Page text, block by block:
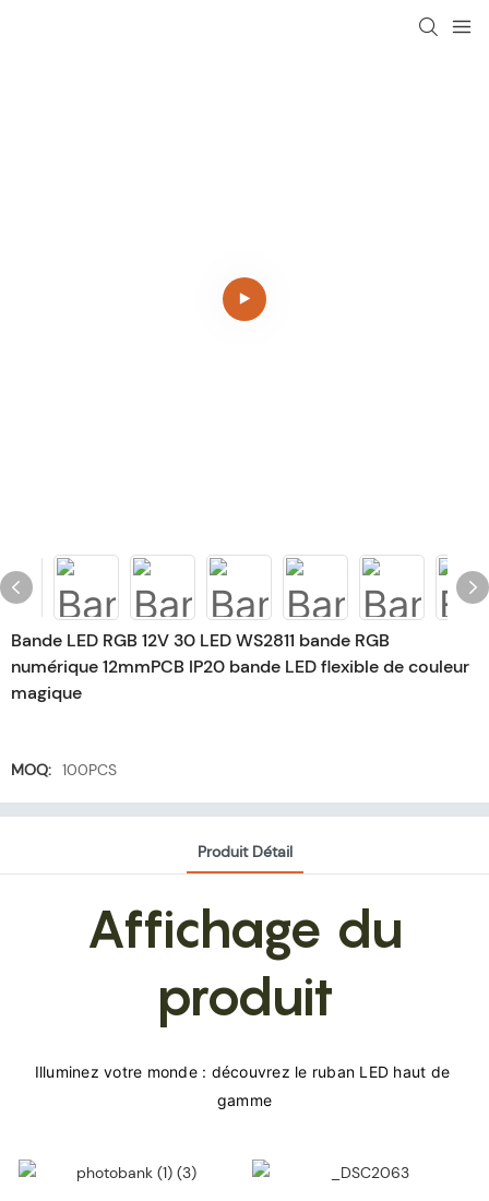
Bande LED RGB 12V 30 LED WS2811 bande RGB
numérique 12mmPCB IP20 bande LED flexible de couleur
magique
MOQ: 100PCS
Produit Détail
Affichage du
produit
Illuminez votre monde : découvrez le ruban LED haut de